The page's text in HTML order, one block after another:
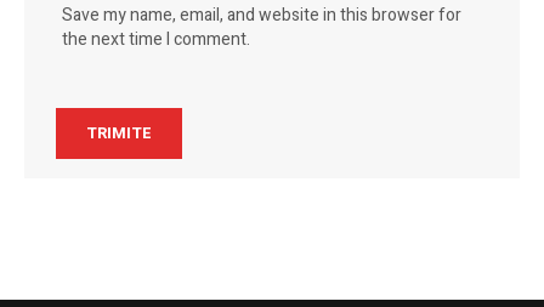
Save my name, email, and website in this browser for
the next time I comment.